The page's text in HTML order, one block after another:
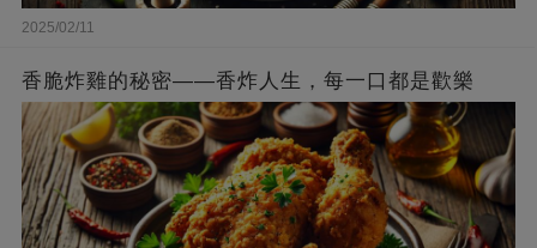
2025/02/11
香脆炸雞的秘密——香炸人生，每一口都是歡樂